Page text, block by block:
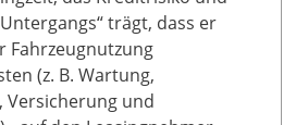
trägt, dass er
Fahrzeugnutzung
(z. B. Wartung,
Versicherung und